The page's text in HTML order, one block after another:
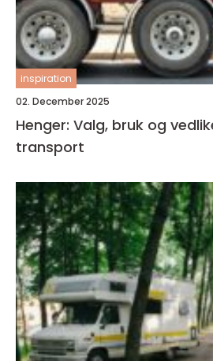
inspiration
02. December 2025
Henger: Valg, bruk og
transport